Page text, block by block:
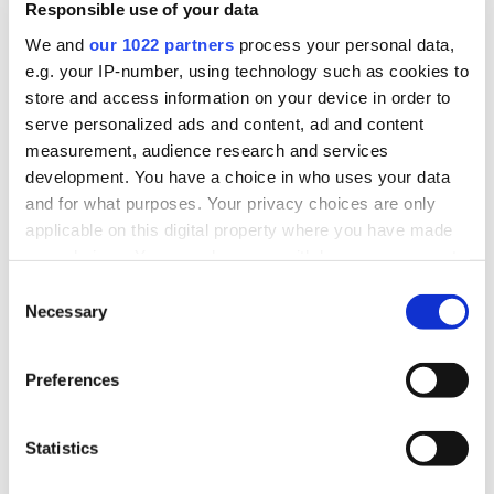
Responsible use of your data
We and our 1022 partners process your personal data,
e.g. your IP-number, using technology such as cookies to
store and access information on your device in order to
serve personalized ads and content, ad and content
measurement, audience research and services
development. You have a choice in who uses your data
and for what purposes. Your privacy choices are only
applicable on this digital property where you have made
the Privacy trigger icon.
Collect information about your geographical
meters
Identify your device by actively scanning it for
Selection
Necessary
Preferences
Statistics
Mai 23
2023
Data IT et OT, un défi de compétitivité
dans l’industrie
changements significatifs dans la gestion de leurs